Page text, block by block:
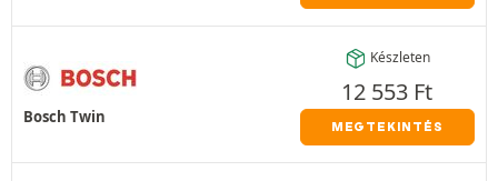
Bosch Twin
Készleten
12 553 Ft
MEGTEKINTÉS